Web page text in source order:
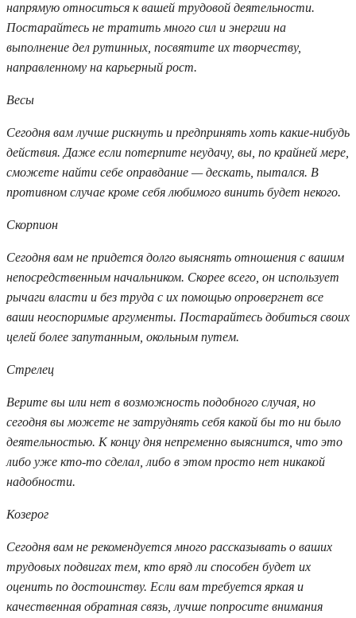
напрямую относиться к вашей трудовой деятельности.
Постарайтесь не тратить много сил и энергии на
выполнение дел рутинных, посвятите их творчеству,
направленному на карьерный рост.
Весы
Сегодня вам лучше рискнуть и предпринять хоть какие-нибудь
действия. Даже если потерпите неудачу, вы, по крайней мере,
сможете найти себе оправдание — дескать, пытался. В
противном случае кроме себя любимого винить будет некого.
Скорпион
Сегодня вам не придется долго выяснять отношения с вашим
непосредственным начальником. Скорее всего, он использует
рычаги власти и без труда с их помощью опровергнет все
ваши неоспоримые аргументы. Постарайтесь добиться своих
целей более запутанным, окольным путем.
Стрелец
Верите вы или нет в возможность подобного случая, но
сегодня вы можете не затруднять себя какой бы то ни было
деятельностью. К концу дня непременно выяснится, что это
либо уже кто-то сделал, либо в этом просто нет никакой
надобности.
Козерог
Сегодня вам не рекомендуется много рассказывать о ваших
трудовых подвигах тем, кто вряд ли способен будет их
оценить по достоинству. Если вам требуется яркая и
качественная обратная связь, лучше попросите внимания